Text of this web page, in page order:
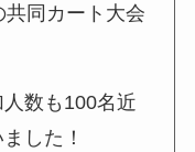
同カート大会
数も100名近
した！